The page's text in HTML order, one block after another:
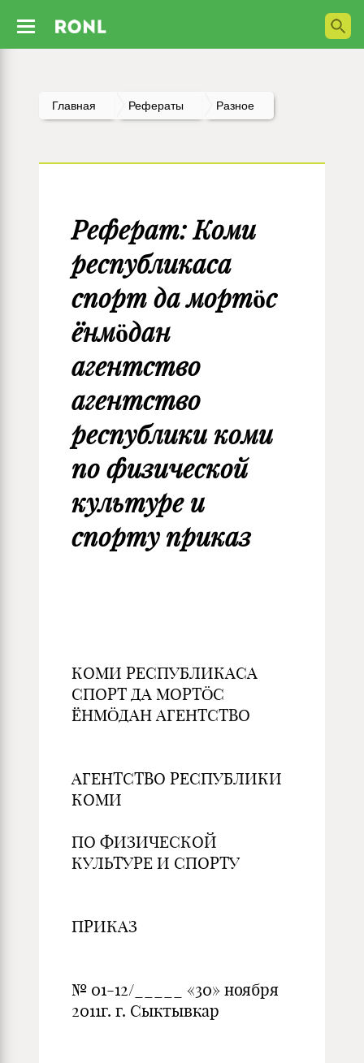
Главная Рефераты Разное
Реферат: Коми
республикаса
спорт да мортöс
ёнмöдан
агентство
агентство
республики коми
по физической
культуре и
спорту приказ
КОМИ РЕСПУБЛИКАСА
СПОРТ ДА МОРТÖС
ЁНМÖДАН АГЕНТСТВО
АГЕНТСТВО РЕСПУБЛИКИ
КОМИ
ПО ФИЗИЧЕСКОЙ
КУЛЬТУРЕ И СПОРТУ
ПРИКАЗ
№ 01-12/_____ «30» ноября
2011г. г. Сыктывкар